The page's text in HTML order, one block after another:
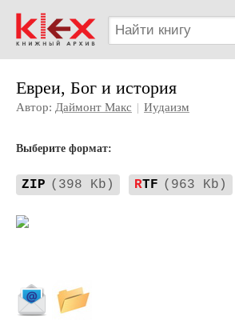
Евреи, Бог и история
Автор: Даймонт Макс | Иудаизм
Выберите формат:
ZIP (398 Kb) RTF (963 Kb)